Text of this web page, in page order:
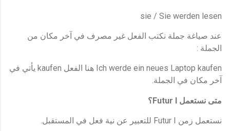
sie / Sie werden lesen
عند صياغة جملة نكتب الفعل غير مصرف في آخر مكان من
الجملة :
Ich werde ein neues Laptop kaufen هنا الفعل kaufen يأتي في
آخر مكان في الجملة
متى نستعمل Futur I؟
نستعمل زمن Futur I للتعبير عن نية فعل في المستقبل